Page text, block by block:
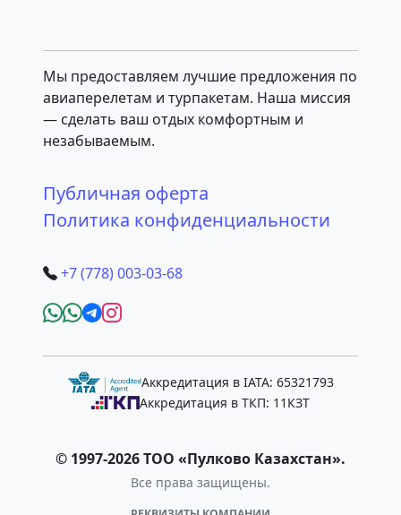
Мы предоставляем лучшие предложения по
авиаперелетам и турпакетам. Наша миссия
— сделать ваш отдых комфортным и
незабываемым.
Публичная оферта
Политика конфиденциальности
+7 (778) 003-03-68
Аккредитация в IATA: 65321793
Аккредитация в ТКП: 11КЗТ
© 1997-2026 ТОО «Пулково Казахстан».
Все права защищены.